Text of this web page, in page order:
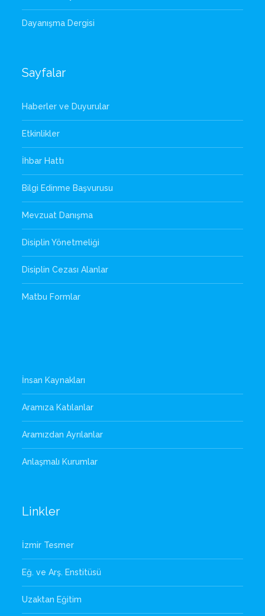
Dayanışma Dergisi
Sayfalar
Haberler ve Duyurular
Etkinlikler
İhbar Hattı
Bilgi Edinme Başvurusu
Mevzuat Danışma
Disiplin Yönetmeliği
Disiplin Cezası Alanlar
Matbu Formlar
İnsan Kaynakları
Aramıza Katılanlar
Aramızdan Ayrılanlar
Anlaşmalı Kurumlar
Linkler
İzmir Tesmer
Eğ. ve Arş. Enstitüsü
Uzaktan Eğitim